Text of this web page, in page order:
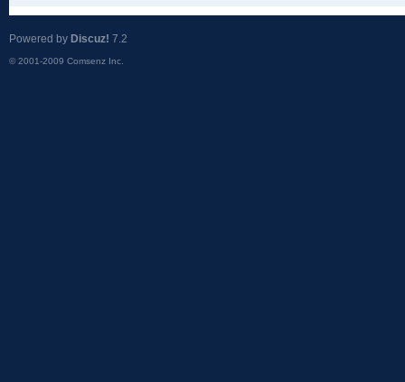
Powered by Discuz! 7.2
© 2001-2009 Comsenz Inc.